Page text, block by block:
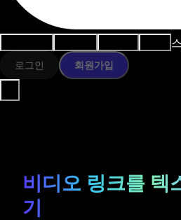
로그인 회원가입
비디오 링크를 텍
기